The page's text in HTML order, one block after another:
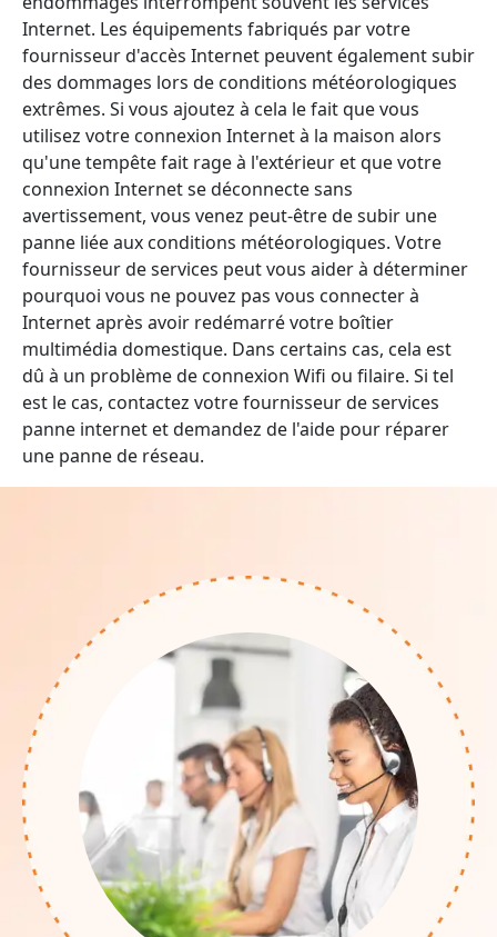
Internet. Les équipements fabriqués par votre
fournisseur d'accès Internet peuvent également subir
des dommages lors de conditions météorologiques
extrêmes. Si vous ajoutez à cela le fait que vous
utilisez votre connexion Internet à la maison alors
qu'une tempête fait rage à l'extérieur et que votre
connexion Internet se déconnecte sans
avertissement, vous venez peut-être de subir une
panne liée aux conditions météorologiques. Votre
fournisseur de services peut vous aider à déterminer
pourquoi vous ne pouvez pas vous connecter à
Internet après avoir redémarré votre boîtier
multimédia domestique. Dans certains cas, cela est
dû à un problème de connexion Wifi ou filaire. Si tel
est le cas, contactez votre fournisseur de services
panne internet et demandez de l'aide pour réparer
une panne de réseau.